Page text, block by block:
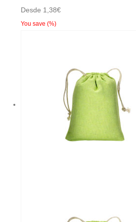
Desde 1,38€
You save (%)